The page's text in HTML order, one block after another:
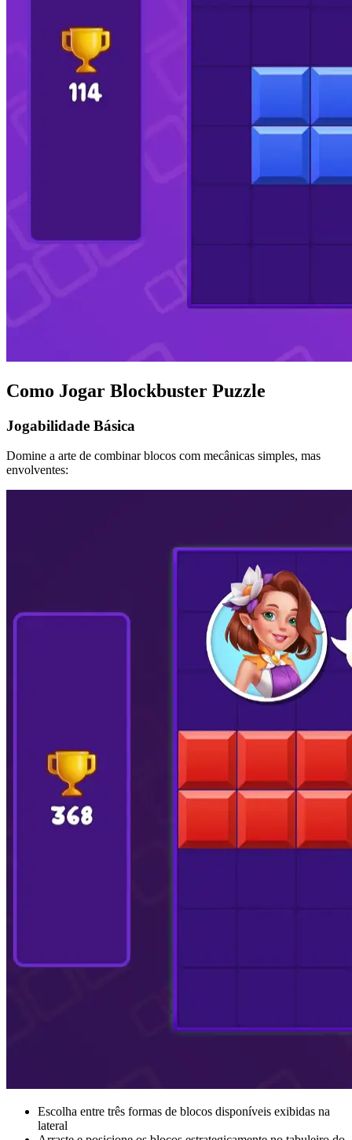
Como Jogar Blockbuster Puzzle
Jogabilidade Básica
Domine a arte de combinar blocos com mecânicas simples, mas
envolventes:
Escolha entre três formas de blocos disponíveis exibidas na
lateral